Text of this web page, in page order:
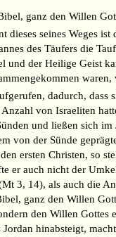
ganz den Willen
dieses seines Weges
des Täufers die
und der Heilige Geist
dadurch,
von Israeliten
und ließen sich
von der Sünde
ersten Christen, so
er auch nicht der
3, 14), als auch die
ganz den Willen
den Willen
hinabsteigt,